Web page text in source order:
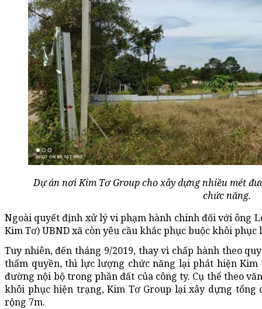
Dự án nơi Kim Tơ Group cho xây dựng nhiều mét
chức năng.
Ngoài quyết định xử lý vi phạm hành chính đối với ông
Kim Tơ) UBND xã còn yêu cầu khắc phục buộc khôi
Tuy nhiên, đến tháng 9/2019, thay vì chấp hành theo
thẩm quyền, thì lực lượng chức năng lại phát hiện
đường nội bộ trong phần đất của công ty. Cụ thể theo
khôi phục hiện trạng, Kim Tơ Group lại xây dựng tổng
rộng 7m.